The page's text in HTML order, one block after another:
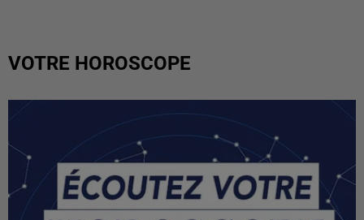
VOTRE HOROSCOPE